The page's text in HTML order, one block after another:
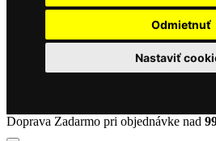
Odmietnuť
Nastaviť
Doprava Zadarmo pri objednávke nad